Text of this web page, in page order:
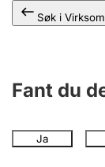
Søk i
Fant du
Ja